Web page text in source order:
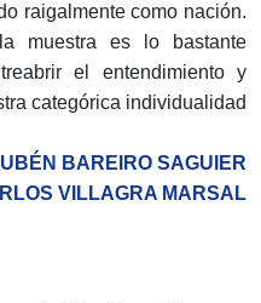
raigalmente como nación.
muestra es lo bastante
el entendimiento y
categórica individualidad
BAREIRO SAGUIER
VILLAGRA MARSAL